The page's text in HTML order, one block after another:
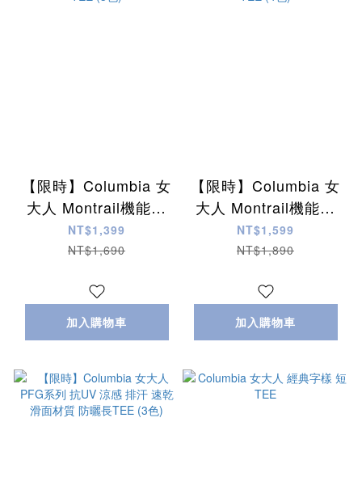
【限時】Columbia 女
大人 Montrail機能系
列 OMNI WICK排汗速
乾科技 反光 彈性材質
NT$1,399
NT$1,690
加入購物車
【限時】Columbia 女
大人 Montrail機能系
列 OMNI WICK排汗速
乾科技 反光 彈性材質
NT$1,599
NT$1,890
加入購物車